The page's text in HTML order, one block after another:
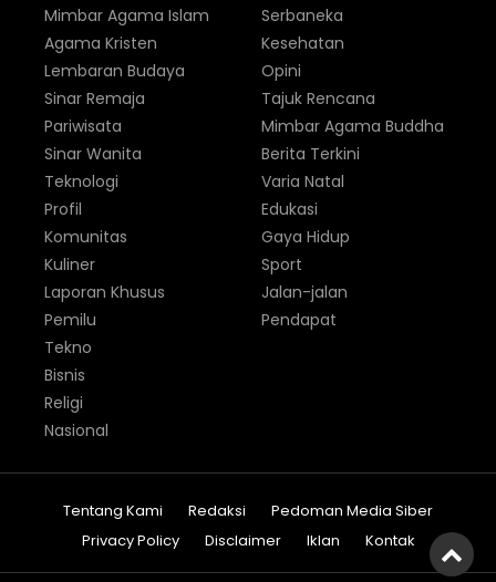
Mimbar Agama Islam
Agama Kristen
Lembaran Budaya
Sinar Remaja
Pariwisata
Sinar Wanita
Serbaneka
Kesehatan
Opini
Tajuk Rencana
Mimbar Agama Buddha
Berita Terkini
Teknologi
Profil
Komunitas
Kuliner
Laporan Khusus
Pemilu
Varia Natal
Edukasi
Gaya Hidup
Sport
Jalan-jalan
Pendapat
Tekno
Bisnis
Religi
Nasional
Tentang Kami Redaksi
Pedoman Media Siber
Privacy Policy
Disclaimer Iklan Kontak